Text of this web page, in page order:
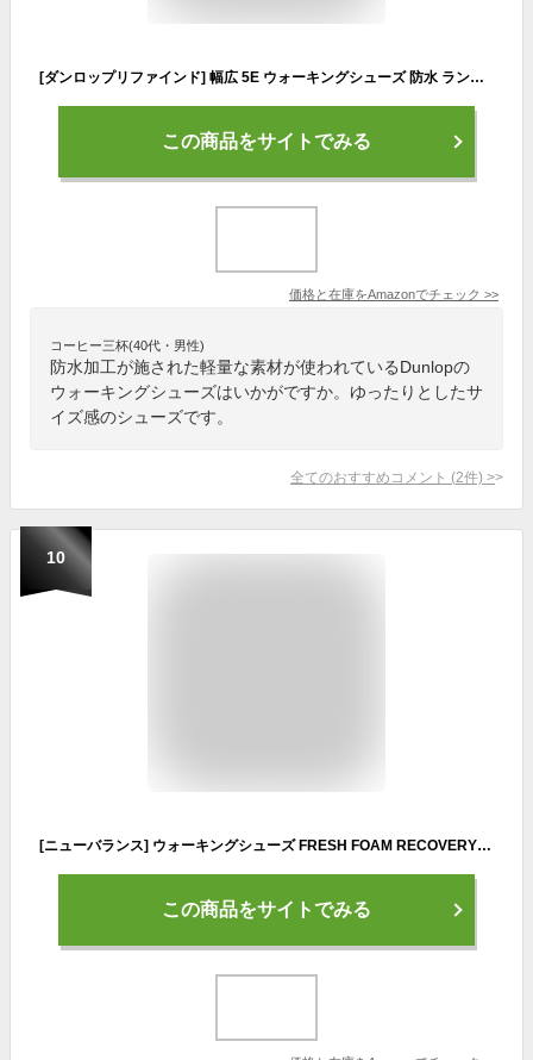
[ダンロップリファインド] 幅広 5E ウォーキングシューズ 防水 ランニング ジョギング メンズ スニーカー DM2003 ブラック 26.5 cm
この商品をサイトでみる
価格と在庫をAmazonでチェック >>
コーヒー三杯(40代・男性)
防水加工が施された軽量な素材が使われているDunlopの
ウォーキングシューズはいかがですか。ゆったりとしたサ
イズ感のシューズです。
全てのおすすめコメント (2件) >
10
[ニューバランス] ウォーキングシューズ FRESH FOAM RECOVERY(RCVRY) フレッシュフォーム リカバリー スリッポンモデル 通気性 洗濯丸洗い RCVRY CN3(ネイビー/レッド) 26.0 cm D
この商品をサイトでみる